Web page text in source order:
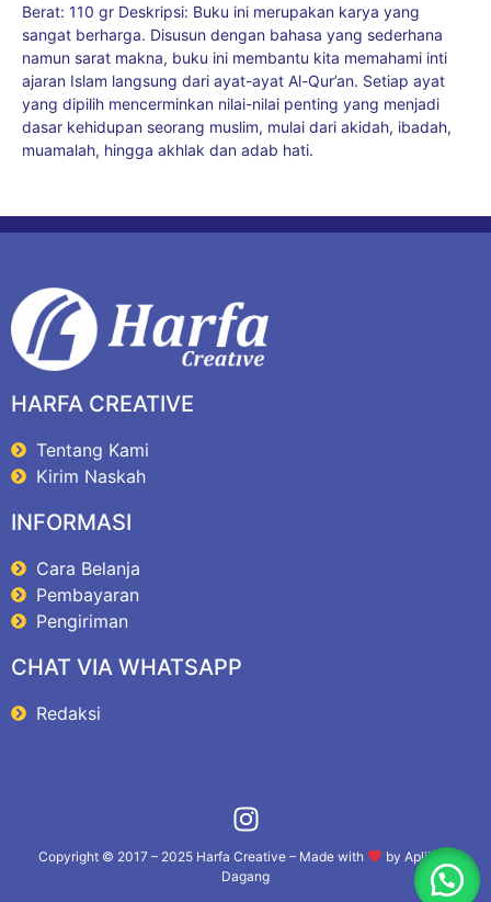
Berat: 110 gr Deskripsi: Buku ini merupakan karya yang
sangat berharga. Disusun dengan bahasa yang sederhana
namun sarat makna, buku ini membantu kita memahami inti
ajaran Islam langsung dari ayat-ayat Al-Qur’an. Setiap ayat
yang dipilih mencerminkan nilai-nilai penting yang menjadi
dasar kehidupan seorang muslim, mulai dari akidah, ibadah,
muamalah, hingga akhlak dan adab hati.
HARFA CREATIVE
Tentang Kami
Kirim Naskah
INFORMASI
Cara Belanja
Pembayaran
Pengiriman
CHAT VIA WHATSAPP
Redaksi
Copyright © 2017 – 2025 Harfa Creative – Made with by Aplikasi
Dagang